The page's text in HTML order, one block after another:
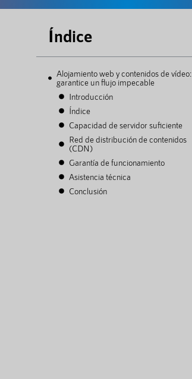
Índice
Alojamiento web y contenidos de vídeo:
garantice un flujo impecable
Introducción
Índice
Capacidad de servidor suficiente
Red de distribución de contenidos
(CDN)
Garantía de funcionamiento
Asistencia técnica
Conclusión